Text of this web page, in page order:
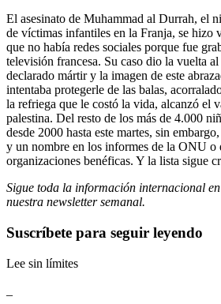
El asesinato de Muhammad al Durrah, el
de víctimas infantiles en la Franja, se hizo
que no había redes sociales porque fue
televisión francesa. Su caso dio la vuelta
declarado mártir y la imagen de este
intentaba protegerle de las balas,
la refriega que le costó la vida, alcanzó el
palestina. Del resto de los más de 4.000
desde 2000 hasta este martes, sin
y un nombre en los informes de la ONU o
organizaciones benéficas. Y la lista sigue
Sigue toda la información internacional en
nuestra newsletter semanal.
Suscríbete para seguir leyendo
Lee sin límites